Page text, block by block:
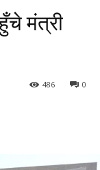
मंत्री
0
486